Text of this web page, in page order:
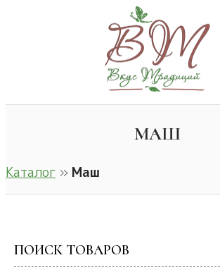
МАШ
Каталог » Маш
ПОИСК ТОВАРОВ